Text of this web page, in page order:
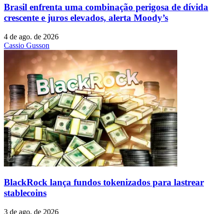
Brasil enfrenta uma combinação perigosa de dívida
crescente e juros elevados, alerta Moody’s
4 de ago. de 2026
Cassio Gusson
BlackRock lança fundos tokenizados para lastrear
stablecoins
3 de ago. de 2026